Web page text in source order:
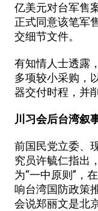
亿美元对台军售
正式同意该笔军
交细节文件。
有知情人士透露
多项较小采购，
器交付时程，并
川习会后台湾叙
前国民党立委、
究员许毓仁指出
为“一中原则”，
响台湾国防政策
会说郑丽文是北